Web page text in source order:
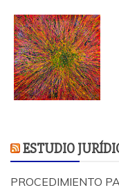
ESTUDIO
PROCEDIMIENTO